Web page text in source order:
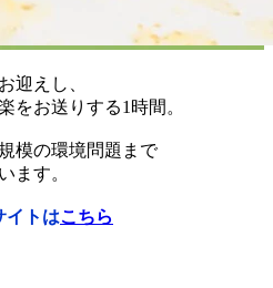
迎えし、
をお送りする1時間。
模の環境問題まで
ます。
イトはこちら